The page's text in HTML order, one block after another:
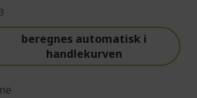
beregnes automatisk i
handlekurven